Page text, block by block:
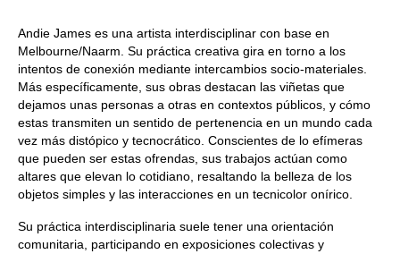
Andie James es una artista interdisciplinar con base en
Melbourne/Naarm. Su práctica creativa gira en torno a los
intentos de conexión mediante intercambios socio-materiales.
Más específicamente, sus obras destacan las viñetas que
dejamos unas personas a otras en contextos públicos, y cómo
estas transmiten un sentido de pertenencia en un mundo cada
vez más distópico y tecnocrático. Conscientes de lo efímeras
que pueden ser estas ofrendas, sus trabajos actúan como
altares que elevan lo cotidiano, resaltando la belleza de los
objetos simples y las interacciones en un tecnicolor onírico.
Su práctica interdisciplinaria suele tener una orientación
comunitaria, participando en exposiciones colectivas y